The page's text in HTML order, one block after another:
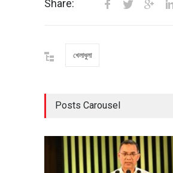
Share:
খেলাধুলা
Posts Carousel